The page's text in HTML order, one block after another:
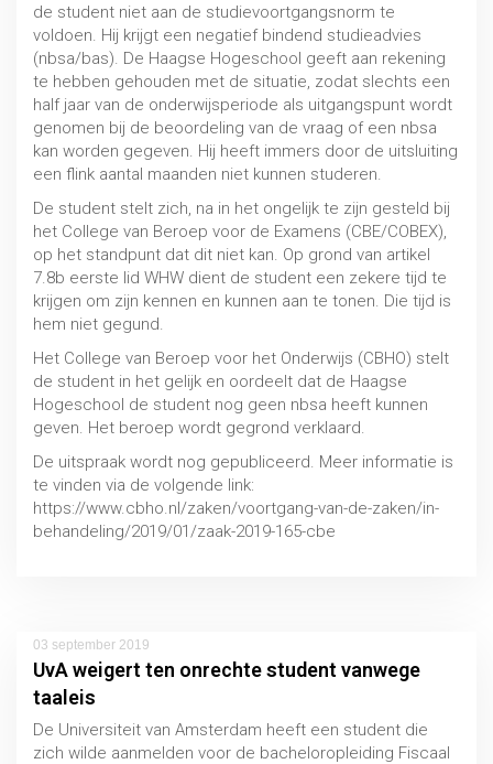
Bindend studieadvies (BAS/NBSA)
MBO / HBO / WO
MBO / HBO / WO
de student niet aan de studievoortgangsnorm te
voldoen. Hij krijgt een negatief bindend studieadvies
(nbsa/bas). De Haagse Hogeschool geeft aan rekening
te hebben gehouden met de situatie, zodat slechts een
half jaar van de onderwijsperiode als uitgangspunt wordt
genomen bij de beoordeling van de vraag of een nbsa
kan worden gegeven. Hij heeft immers door de uitsluiting
een flink aantal maanden niet kunnen studeren.
De student stelt zich, na in het ongelijk te zijn gesteld bij
het College van Beroep voor de Examens (CBE/COBEX),
op het standpunt dat dit niet kan. Op grond van artikel
7.8b eerste lid WHW dient de student een zekere tijd te
krijgen om zijn kennen en kunnen aan te tonen. Die tijd is
hem niet gegund.
Het College van Beroep voor het Onderwijs (CBHO) stelt
de student in het gelijk en oordeelt dat de Haagse
Hogeschool de student nog geen nbsa heeft kunnen
geven. Het beroep wordt gegrond verklaard.
De uitspraak wordt nog gepubliceerd. Meer informatie is
te vinden via de volgende link:
https://www.cbho.nl/zaken/voortgang-van-de-zaken/in-
behandeling/2019/01/zaak-2019-165-cbe
03 september 2019
UvA weigert ten onrechte student vanwege
taaleis
De Universiteit van Amsterdam heeft een student die
zich wilde aanmelden voor de bacheloropleiding Fiscaal